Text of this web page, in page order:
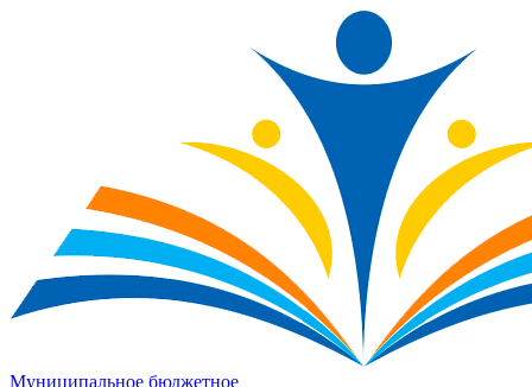
Муниципальное бюджетное